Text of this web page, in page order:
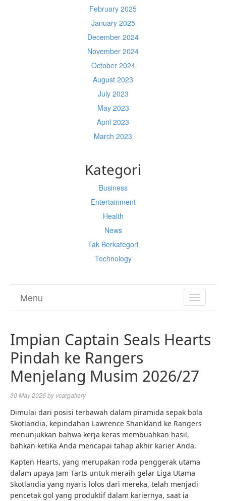
February 2025
January 2025
December 2024
November 2024
October 2024
August 2023
July 2023
May 2023
April 2023
March 2023
Kategori
Business
Entertainment
Health
News
Tak Berkategori
Technology
TOGGLE
Menu
Impian Captain Seals Hearts
Pindah ke Rangers
Menjelang Musim 2026/27
30 May 2026by vcargallery
Dimulai dari posisi terbawah dalam piramida sepak bola
Skotlandia, kepindahan Lawrence Shankland ke Rangers
menunjukkan bahwa kerja keras membuahkan hasil,
bahkan ketika Anda mencapai tahap akhir karier Anda.
Kapten Hearts, yang merupakan roda penggerak utama
dalam upaya Jam Tarts untuk meraih gelar Liga Utama
Skotlandia yang nyaris lolos dari mereka, telah menjadi
pencetak gol yang produktif dalam kariernya, saat ia